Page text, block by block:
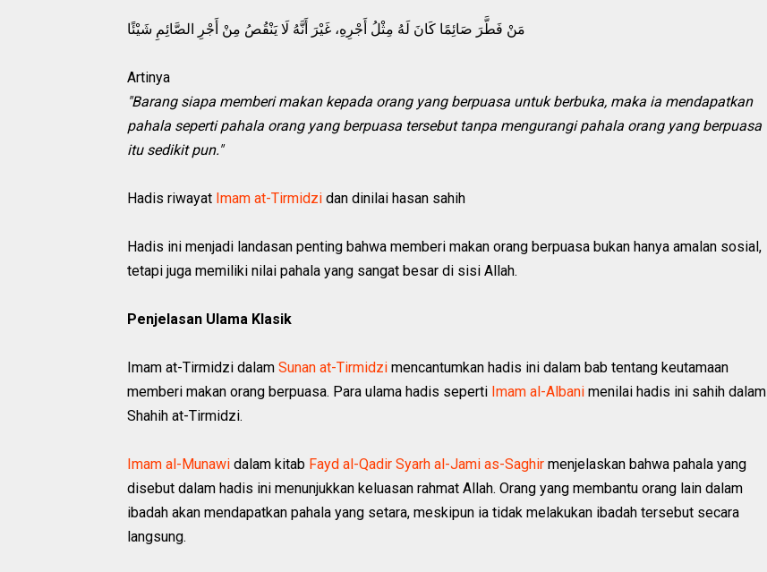
مَنْ فَطَّرَ صَائِمًا كَانَ لَهُ مِثْلُ أَجْرِهِ، غَيْرَ أَنَّهُ لَا يَنْقُصُ مِنْ أَجْرِ الصَّائِمِ شَيْئًا
Artinya
"Barang siapa memberi makan kepada orang yang berpuasa untuk berbuka, maka ia mendapatkan
pahala seperti pahala orang yang berpuasa tersebut tanpa mengurangi pahala orang yang berpuasa
itu sedikit pun."
Hadis riwayat Imam at-Tirmidzi dan dinilai hasan sahih
Hadis ini menjadi landasan penting bahwa memberi makan orang berpuasa bukan hanya amalan sosial,
tetapi juga memiliki nilai pahala yang sangat besar di sisi Allah.
Penjelasan Ulama Klasik
Imam at-Tirmidzi dalam Sunan at-Tirmidzi mencantumkan hadis ini dalam bab tentang keutamaan
memberi makan orang berpuasa. Para ulama hadis seperti Imam al-Albani menilai hadis ini sahih dalam
Shahih at-Tirmidzi.
Imam al-Munawi dalam kitab Fayd al-Qadir Syarh al-Jami as-Saghir menjelaskan bahwa pahala yang
disebut dalam hadis ini menunjukkan keluasan rahmat Allah. Orang yang membantu orang lain dalam
ibadah akan mendapatkan pahala yang setara, meskipun ia tidak melakukan ibadah tersebut secara
langsung.